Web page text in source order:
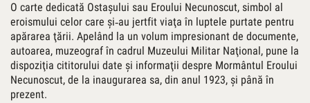
O carte dedicată Ostaşului sau Eroului Necunoscut, simbol al
eroismului celor care şi‑au jertfit viaţa în luptele purtate pentru
apărarea ţării. Apelând la un volum impresionant de documente,
autoarea, muzeograf în cadrul Muzeului Militar Naţional, pune la
dispoziţia cititorului date şi informaţii despre Mormântul Eroului
Necunoscut, de la inaugurarea sa, din anul 1923, şi până în
prezent.